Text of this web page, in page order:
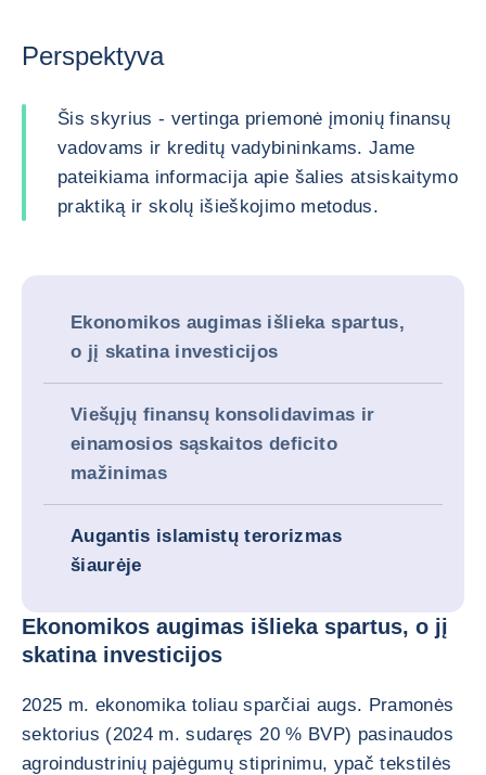
Perspektyva
Šis skyrius - vertinga priemonė įmonių finansų
vadovams ir kreditų vadybininkams. Jame
pateikiama informacija apie šalies atsiskaitymo
praktiką ir skolų išieškojimo metodus.
Ekonomikos augimas išlieka spartus,
o jį skatina investicijos
Viešųjų finansų konsolidavimas ir
einamosios sąskaitos deficito
mažinimas
Augantis islamistų terorizmas
šiaurėje
Ekonomikos augimas išlieka spartus, o jį
skatina investicijos
2025 m. ekonomika toliau sparčiai augs. Pramonės
sektorius (2024 m. sudaręs 20 % BVP) pasinaudos
agroindustrinių pajėgumų stiprinimu, ypač tekstilės